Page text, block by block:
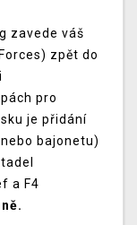
zavede váš
zpět do
pro
je přidání
bajonetu)
a F4